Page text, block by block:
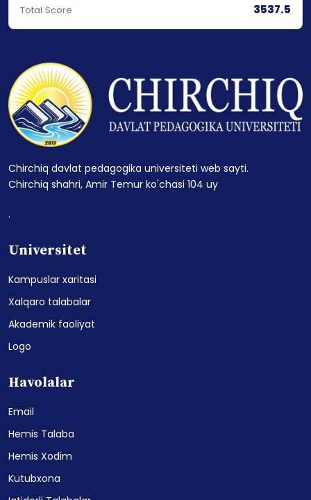
Total Score 3537.5
Chirchiq davlat pedagogika universiteti web sayti.
Chirchiq shahri, Amir Temur ko'chasi 104 uy
.
Universitet
Kampuslar xaritasi
Xalqaro talabalar
Akademik faoliyat
Logo
Havolalar
Email
Hemis Talaba
Hemis Xodim
Kutubxona